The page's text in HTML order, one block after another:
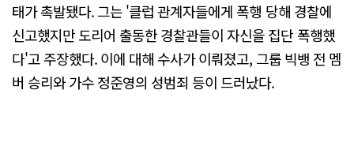
태가 촉발됐다. 그는 '클럽 관계자들에게 폭행 당해 경찰에
신고했지만 도리어 출동한 경찰관들이 자신을 집단 폭행했
다'고 주장했다. 이에 대해 수사가 이뤄졌고, 그룹 빅뱅 전 멤
버 승리와 가수 정준영의 성범죄 등이 드러났다.